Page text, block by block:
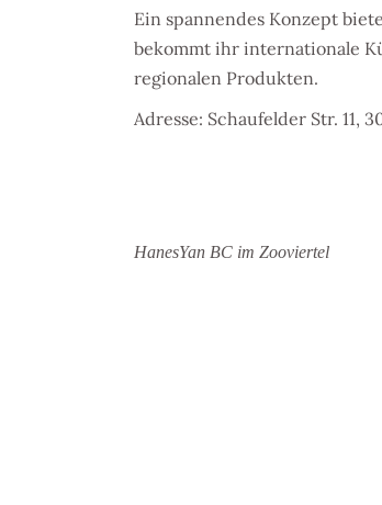
Ein spannendes Konzept
bekommt ihr internationale
regionalen Produkten.
Adresse: Schaufelder Str. 11,
HanesYan BC im Zooviertel